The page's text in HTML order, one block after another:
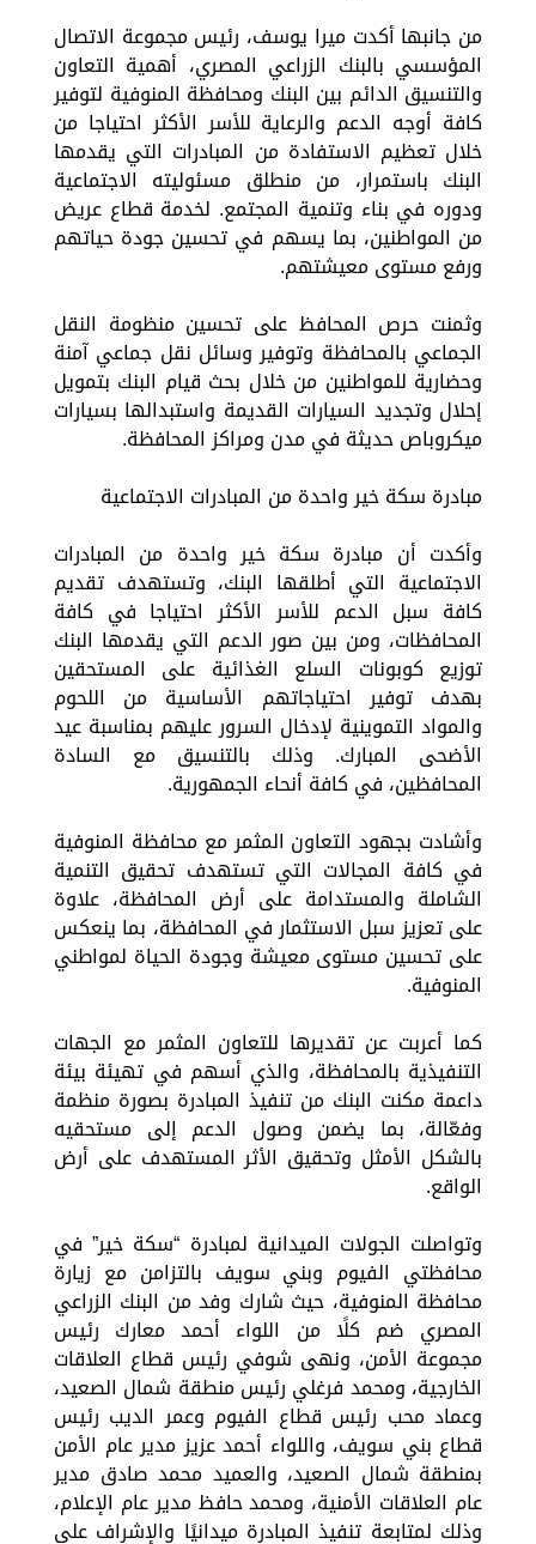
من جانبها أكدت ميرا يوسف، رئيس مجموعة الاتصال
المؤسسي بالبنك الزراعي المصري، أهمية التعاون
والتنسيق الدائم بين البنك ومحافظة المنوفية لتوفير
كافة أوجه الدعم والرعاية للأسر الأكثر احتياجا من
خلال تعظيم الاستفادة من المبادرات التي يقدمها
البنك باستمرار، من منطلق مسئوليته الاجتماعية
ودوره في بناء وتنمية المجتمع. لخدمة قطاع عريض
من المواطنين، بما يسهم في تحسين جودة حياتهم
ورفع مستوى معيشتهم.
وثمنت حرص المحافظ على تحسين منظومة النقل
الجماعي بالمحافظة وتوفير وسائل نقل جماعي آمنة
وحضارية للمواطنين من خلال بحث قيام البنك بتمويل
إحلال وتجديد السيارات القديمة واستبدالها بسيارات
ميكروباص حديثة في مدن ومراكز المحافظة.
مبادرة سكة خير واحدة من المبادرات الاجتماعية
وأكدت أن مبادرة سكة خير واحدة من المبادرات
الاجتماعية التي أطلقها البنك، وتستهدف تقديم
كافة سبل الدعم للأسر الأكثر احتياجا في كافة
المحافظات، ومن بين صور الدعم التي يقدمها البنك
توزيع كوبونات السلع الغذائية على المستحقين
بهدف توفير احتياجاتهم الأساسية من اللحوم
والمواد التموينية لإدخال السرور عليهم بمناسبة عيد
الأضحى المبارك. وذلك بالتنسيق مع السادة
المحافظين، في كافة أنحاء الجمهورية.
وأشادت بجهود التعاون المثمر مع محافظة المنوفية
في كافة المجالات التي تستهدف تحقيق التنمية
الشاملة والمستدامة على أرض المحافظة، علاوة
على تعزيز سبل الاستثمار في المحافظة، بما ينعكس
على تحسين مستوى معيشة وجودة الحياة لمواطني
المنوفية.
كما أعربت عن تقديرها للتعاون المثمر مع الجهات
التنفيذية بالمحافظة، والذي أسهم في تهيئة بيئة
داعمة مكنت البنك من تنفيذ المبادرة بصورة منظمة
وفعّالة، بما يضمن وصول الدعم إلى مستحقيه
بالشكل الأمثل وتحقيق الأثر المستهدف على أرض
الواقع.
وتواصلت الجولات الميدانية لمبادرة “سكة خير” في
محافظتي الفيوم وبني سويف بالتزامن مع زيارة
محافظة المنوفية، حيث شارك وفد من البنك الزراعي
المصري ضم كلًا من اللواء أحمد معارك رئيس
مجموعة الأمن، ونهى شوفي رئيس قطاع العلاقات
الخارجية، ومحمد فرغلي رئيس منطقة شمال الصعيد،
وعماد محب رئيس قطاع الفيوم وعمر الديب رئيس
قطاع بني سويف، واللواء أحمد عزيز مدير عام الأمن
بمنطقة شمال الصعيد، والعميد محمد صادق مدير
عام العلاقات الأمنية، ومحمد حافظ مدير عام الإعلام،
وذلك لمتابعة تنفيذ المبادرة ميدانيًا والإشراف على